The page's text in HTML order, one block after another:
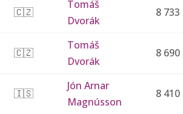
🇨🇿
Tomáš
Dvorák
8 733
🇨🇿
Tomáš
Dvorák
8 690
🇮🇸
Jón Arnar
Magnússon
8 410